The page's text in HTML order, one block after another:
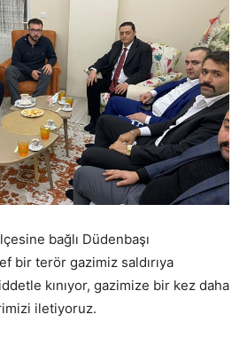
bağlı Düdenbaşı
bir terör gazimiz saldırıya
kınıyor, gazimize bir kez daha
iletiyoruz.